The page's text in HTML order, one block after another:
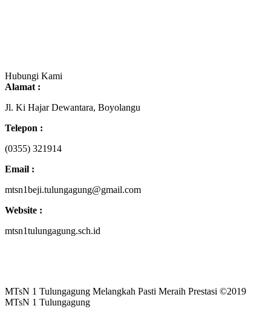
Hubungi Kami
Alamat :
Jl. Ki Hajar Dewantara, Boyolangu
Telepon :
(0355) 321914
Email :
mtsn1beji.tulungagung@gmail.com
Website :
mtsn1tulungagung.sch.id
MTsN 1 Tulungagung Melangkah Pasti Meraih Prestasi ©2019
MTsN 1 Tulungagung